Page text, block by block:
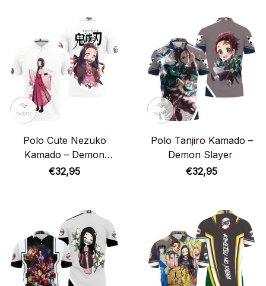
Polo Cute Nezuko
Kamado – Demon
Slayer
€32,95
Polo Tanjiro Kamado –
Demon Slayer
€32,95